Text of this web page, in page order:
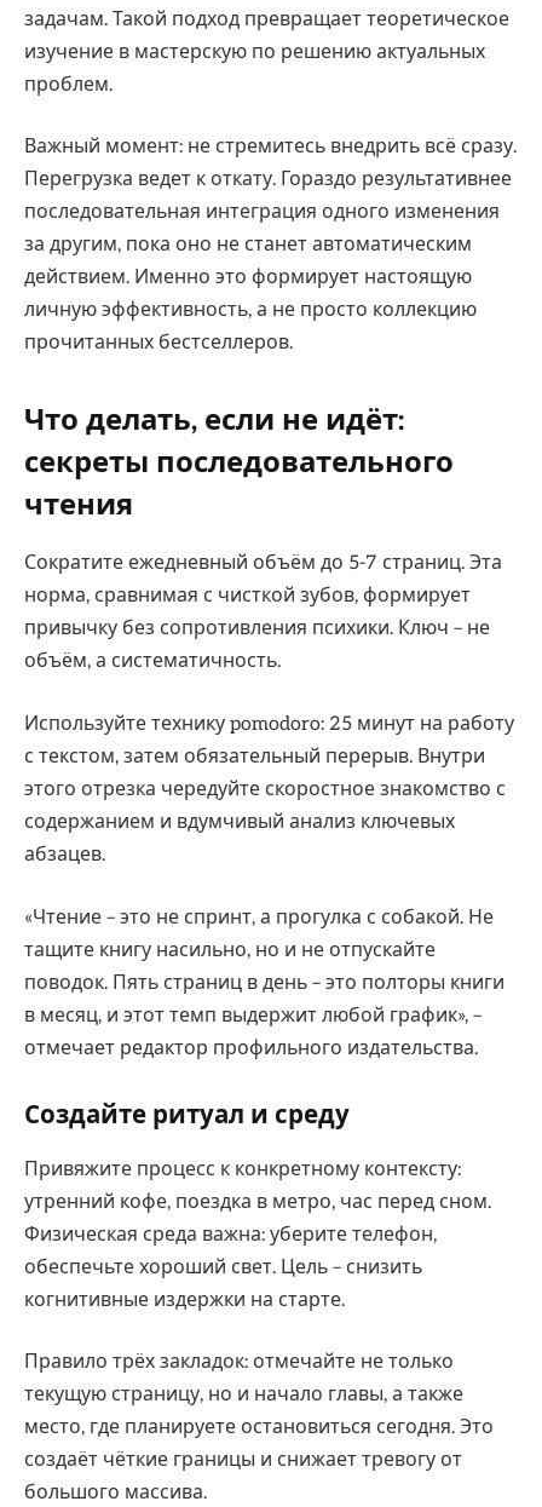
задачам. Такой подход превращает теоретическое
изучение в мастерскую по решению актуальных
проблем.
Важный момент: не стремитесь внедрить всё сразу.
Перегрузка ведет к откату. Гораздо результативнее
последовательная интеграция одного изменения
за другим, пока оно не станет автоматическим
действием. Именно это формирует настоящую
личную эффективность, а не просто коллекцию
прочитанных бестселлеров.
Что делать, если не идёт:
секреты последовательного
чтения
Сократите ежедневный объём до 5-7 страниц. Эта
норма, сравнимая с чисткой зубов, формирует
привычку без сопротивления психики. Ключ – не
объём, а систематичность.
Используйте технику pomodoro: 25 минут на работу
с текстом, затем обязательный перерыв. Внутри
этого отрезка чередуйте скоростное знакомство с
содержанием и вдумчивый анализ ключевых
абзацев.
«Чтение – это не спринт, а прогулка с собакой. Не
тащите книгу насильно, но и не отпускайте
поводок. Пять страниц в день – это полторы книги
в месяц, и этот темп выдержит любой график», –
отмечает редактор профильного издательства.
Создайте ритуал и среду
Привяжите процесс к конкретному контексту:
утренний кофе, поездка в метро, час перед сном.
Физическая среда важна: уберите телефон,
обеспечьте хороший свет. Цель – снизить
когнитивные издержки на старте.
Правило трёх закладок: отмечайте не только
текущую страницу, но и начало главы, а также
место, где планируете остановиться сегодня. Это
создаёт чёткие границы и снижает тревогу от
большого массива.